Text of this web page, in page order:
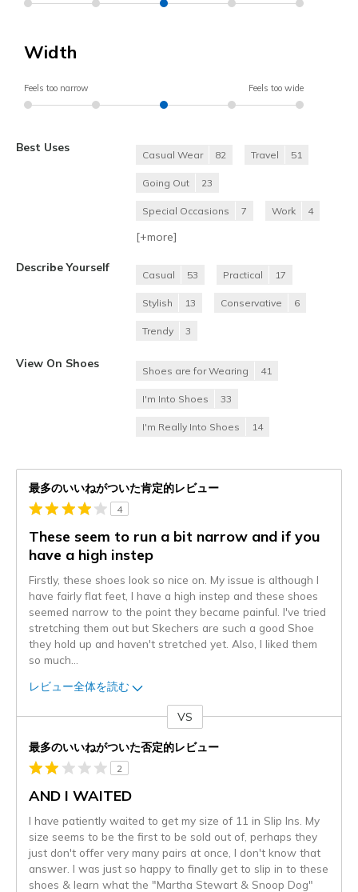
Width
Feels too narrow Feels too wide
Best Uses
Casual Wear 82 Travel 51
Going Out 23
Special Occasions 7 Work 4
[+more]
Describe Yourself
Casual 53 Practical 17
Stylish 13 Conservative 6
Trendy 3
View On Shoes
Shoes are for Wearing 41
I'm Into Shoes 33
I'm Really Into Shoes 14
最多のいいねがついた肯定的レビュー
4
These seem to run a bit narrow and if you
have a high instep
Firstly, these shoes look so nice on. My issue is although I
have fairly flat feet, I have a high instep and these shoes
seemed narrow to the point they became painful. I've tried
stretching them out but Skechers are such a good Shoe
they hold up and haven't stretched yet. Also, I liked them
so much
レビュー全体を読む
VS
最多のいいねがついた否定的レビュー
2
AND I WAITED
I have patiently waited to get my size of 11 in Slip Ins. My
size seems to be the first to be sold out of, perhaps they
just don't offer very many pairs at once, I don't know that
answer. I was just so happy to finally get to slip in to these
shoes & learn what the "Martha Stewart & Snoop Dog"